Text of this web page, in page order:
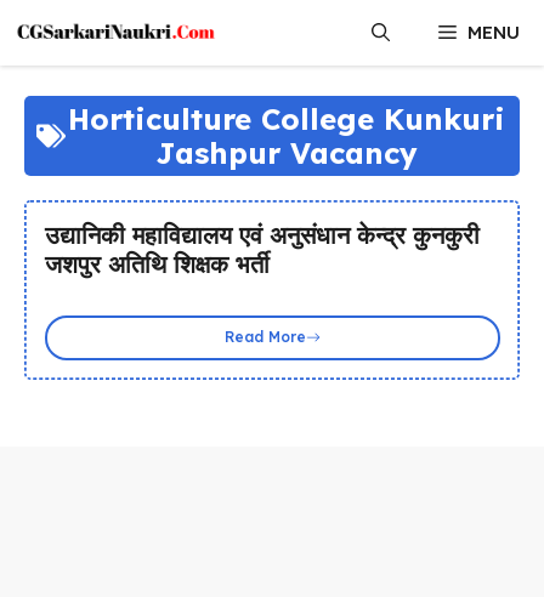
content
MENU
Horticulture College Kunkuri
Jashpur Vacancy
उद्यानिकी महाविद्यालय एवं अनुसंधान केन्द्र कुनकुरी
जशपुर अतिथि शिक्षक भर्ती
Read More